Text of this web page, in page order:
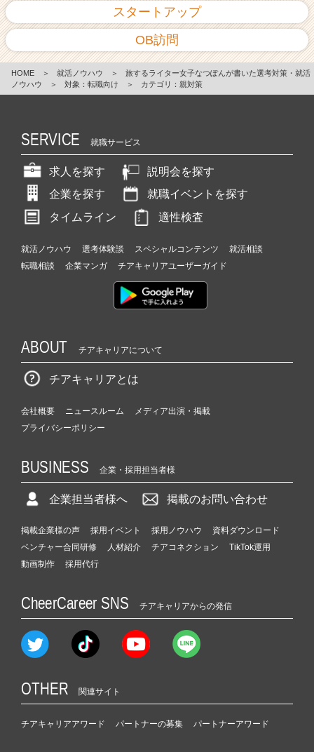
スタートアップ
OB訪問
HOME ＞ 就活ノウハウ ＞
旅するライター女子なつぽんが書いた選考対策・就活
ノウハウ
＞ 対象：転職向け ＞ カテゴリ：親対策
SERVICE 就職サービス
求人を探す
説明会を探す
企業を探す
就職イベントを探す
タイムライン
適性検査
就活ノウハウ 選考体験談 スペシャルコンテンツ
就活相談
転職相談
企業マンガ チアキャリアユーザーガイド
ABOUT チアキャリアについて
チアキャリアとは
会社概要 ニュースルーム
メディア出演・掲載
プライバシーポリシー
BUSINESS 企業・採用担当者様
企業担当者様へ 掲載のお問い合わせ
掲載企業様の声 採用イベント 採用ノウハウ
資料ダウンロード
ベンチャー合同研修
人材紹介 チアコネクション
TikTok運用
動画制作
採用代行
CheerCareer SNS チアキャリアからの発信
OTHER 関連サイト
チアキャリアアワード パートナーの募集 パートナーアワード